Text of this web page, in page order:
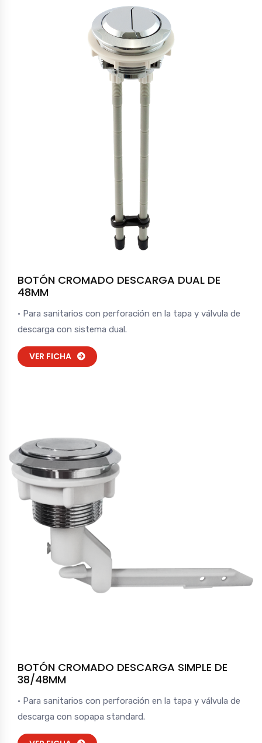
BOTÓN CROMADO DESCARGA DUAL DE
48MM
• Para sanitarios con perforación en la tapa y válvula de
descarga con sistema dual.
VER FICHA
BOTÓN CROMADO DESCARGA SIMPLE DE
38/48MM
• Para sanitarios con perforación en la tapa y válvula de
descarga con sopapa standard.